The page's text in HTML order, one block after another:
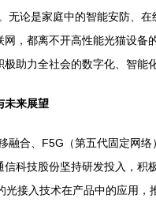
无论是家庭中的智能安防、
网，都离不开高性能光猫设备
助力全社会的数字化、智能
未来展望
融合、F5G（第五代固定网
信科技股份坚持研发投入，积
光接入技术在产品中的应用，